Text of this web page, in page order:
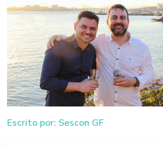
Escrito por: Sescon GF